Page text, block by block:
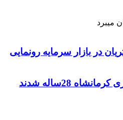
در بازار سرمایه رونمایی
28ساله شدند